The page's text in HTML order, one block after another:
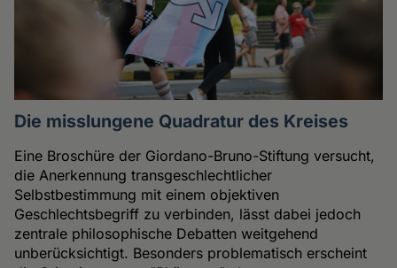
Die misslungene Quadratur des Kreises
Eine Broschüre der Giordano-Bruno-Stiftung versucht,
die Anerkennung transgeschlechtlicher
Selbstbestimmung mit einem objektiven
Geschlechtsbegriff zu verbinden, lässt dabei jedoch
zentrale philosophische Debatten weitgehend
unberücksichtigt. Besonders problematisch erscheint